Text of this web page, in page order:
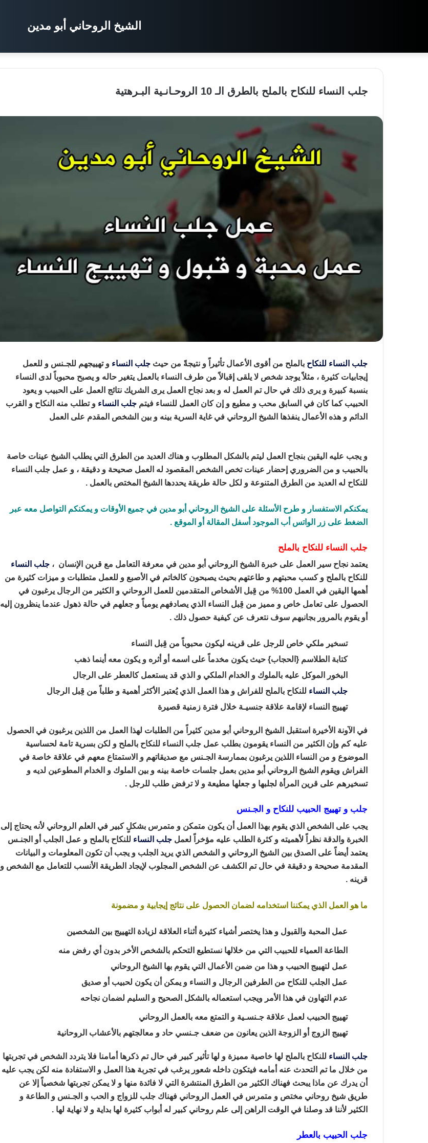
الشيخ الروحاني أبو مدين
جلب النساء للنكاح بالملح بالطرق الـ 10 الروحـانـية البـرهتية
جلب النساء للنكاح بالملح من أقوى الأعمال تأثيراً و نتيجةً من حيث جلب النساء و تهييجهم للجـنس و للعمل
إيجابيات كثيرة ، مثلاً يوجد شخص لا يلقى إقبالاً من طرف النساء بالعمل يتغير حاله و يصبح محبوباً لدى النساء
بنسبة كبيرة و يرى ذلك في حال تم العمل له و بعد نجاح العمل يرى الشريك نتائج العمل على الحبيب و يعود
الحبيب كما كان في السابق محب و مطيع و إن كان العمل للنساء فيتم جلب النساء و تطلب منه النكاح و القرب
الدائم و هذه الأعمال ينفذها الشيخ الروحاني في غاية السرية بينه و بين الشخص المقدم على العمل
و يجب عليه اليقين بنجاح العمل ليتم بالشكل المطلوب و هناك العديد من الطرق التي يطلب الشيخ عينات خاصة
بالحبيب و من الضروري إحضار عينات تخص الشخص المقصود له العمل صحيحة و دقيقة ، و عمل جلب النساء
للنكاح له العديد من الطرق المتنوعة و لكل حالة طريقة يحددها الشيخ المختص بالعمل .
يمكنكم الاستفسار و طرح الأسئلة على الشيخ الروحاني أبو مدين في جميع الأوقات و يمكنكم التواصل معه عبر
الضغط على زر الواتس أب الموجود أسفل المقالة أو الموقع .
جلب النساء للنكاح بالملح
يعتمد نجاح سير العمل على خبرة الشيخ الروحاني أبو مدين في معرفة التعامل مع قرين الإنسان ، جلب النساء
للنكاح بالملح و كسب محبتهم و طاعتهم بحيث يصبحون كالخاتم في الأصبع و للعمل متطلبات و ميزات كثيرة من
أهمها اليقين في العمل 100% من قِبل الأشخاص المتقدمين للعمل الروحاني و
الكثير من الرجال يرغبون في
الحصول على تعامل خاص و مميز من قِبل النساء الذي يصادفهم يومياً و جعلهم في حالة ذهول عندما ينظرون إليه
أو يقوم بالمرور بجانبهم سوف نتعرف عن كيفية حصول ذلك .
تسخير ملكي خاص للرجل على قرينه ليكون محبوباً من قِبل النساء
كتابة الطلاسم {الحجاب} حيث يكون مخدماً على اسمه أو أثره و يكون معه أينما ذهب
البخور الموكل عليه بالملوك و الخدام الملكي و الذي قد يستعمل كالعطر على الرجال
جلب النساء للنكاح بالملح للفراش و هذا العمل الذي يُعتبر الأكثر أهمية و طلباً من قِبل الرجال
تهييج النساء لإقامة علاقة جنسيـة خلال فترة زمنية قصيرة
في الآونة الأخيرة استقبل الشيخ الروحاني أبو مدين كثيراً من الطلبات لهذا العمل من اللذين يرغبون في الحصول
عليهكم وإن الكثير من النساء يقومون بطلب عمل جلب النساء للنكاح بالملح و لكن بسرية تامة لحساسية
الموضوع و من النساء اللذين يرغبون بممارسة الجـنس مع صديقاتهم و الاستمتاع معهم في علاقة خاصة في
الفراش ويقوم الشيخ الروحاني أبو مدين بعمل جلسات خاصة بينه و بين الملوك و الخدام المطوعين لديه و
تسخيرهم على قرين المرأة لجلبها و جعلها مطيعة و لا ترفض طلب للرجل .
جلب و تهييج الحبيب للنكاح و الجـنس
يجب على الشخص الذي يقوم بهذا العمل أن يكون متمكن و متمرس بشكلٍ كبير في العلم الروحاني لأنه يحتاج إلى
الخبرة والدقة نظراً لأهميته و كثرة الطلب عليه مؤخراً لعمل جلب النساء للنكاح بالملح و عمل الجلب أو الجنـس
يعتمد أيضاً على الصدق بين الشيخ الروحاني و الشخص الذي يريد الجلب و يجب أن تكون المعلومات و البيانات
المقدمة صحيحة و دقيقة في حال تم الكشف عن الشخص المجلوب لإيجاد الطريقة الأنسب للتعامل مع الشخص و
قرينه .
ما هو العمل الذي يمكننا استخدامه لضمان الحصول على نتائج إيجابية و مضمونة
عمل المحبة والقبول و هذا يختصر أشياء كثيرة أثناء العلاقة لزيادة التهييج بين الشخصين
الطاعة العمياء للحبيب التي من خلالها نستطيع التحكم بالشخص الأخر بدون أي رفض منه
عمل لتهييج الحبيب و هذا من ضمن الأعمال التي يقوم بها الشيخ الروحاني
عمل الجلب للنكاح من الطرفين الرجال و النساء و يمكن أن يكون لحبيب أو صديق
عدم التهاون في هذا الأمر ويجب استعماله بالشكل الصحيح و السليم لضمان نجاحه
تهييج الحبيب لعمل علاقة جـنسـية و التمتع معه بالعمل الروحاني
تهييج الزوج أو الزوجة الذين يعانون من ضعف جـنسي حاد و معالجتهم بالأعشاب الروحانية
جلب النساء للنكاح بالملح لها خاصية مميزة و لها تأثير كبير في حال تم ذكرها أمامنا فلا يتردد الشخص في تجربتها
من خلال ما تم التحدث عنه أمامه فيتكون داخله شعور يرغب في تجربة هذا العمل و الاستفادة منه لكن يجب عليه
أن يدرك عن ماذا يبحث فهناك الكثير من الطرق المنتشرة التي لا فائدة منها و لا يمكن تجربتها شخصياً إلا عن
طريق شيخ روحاني مختص و متمرس في العمل الروحاني فهناك جلب للزواج و الحب و الجـنس و الطاعة و
الكثير لأننا قد وصلنا في الوقت الراهن إلى علم روحاني كبير له أبواب كثيرة لها بداية و لا نهاية لها .
جلب الحبيب بالعطر